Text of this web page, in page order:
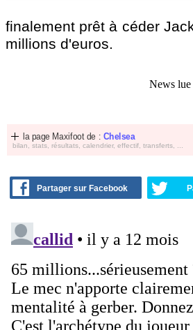
finalement prêt à céder
millions d'euros.
News
la page Maxifoot de : Chelsea
bilan, stats, résultats, calendrier, effectif, transferts, ...
Partager sur Facebook